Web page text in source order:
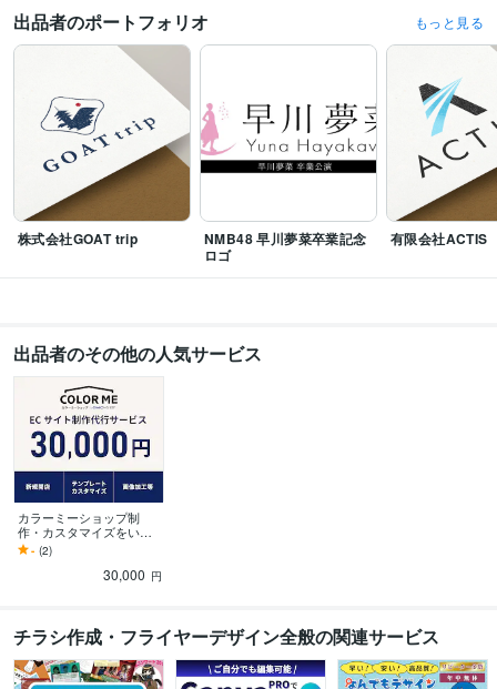
得意分野
デザイン制作 チラシ・ポスター作成
営業資料作成・社内資料デザイン
パンフレット
資料作成
グラフィック
Web制作・HP作成・EC構築 ホームページ作成・LP Web画像作成
WEBサイト ホームページ LP ECサイト WordPress
STUDIO
WEB画像
バナー コーポレートサイト
出品者のポートフォリオ もっと見る
株式会社GOAT trip
NMB48 早川夢菜卒業記念
ロゴ
有限会社ACTIS
出品者のその他の人気サービス
カラーミーショップ制
作・カスタマイズをいた
します カラーミーの部分
編集～テンプレートカス
タマイズまで幅広く対応
- (2)
30,000 円
チラシ作成・フライヤーデザイン全般の関連サービス